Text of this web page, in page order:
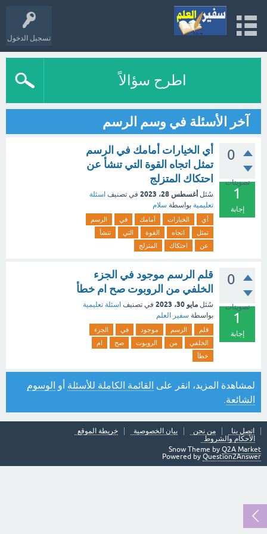
تسجيل الدخول
اطرح سؤالاً
آخر الأسئلة في وسم الرسم
0
تصويتات
1
إجابة
أي الخيارات أمامك في الرسم
تمثل اتجاه القوة التي تنشأ عن
احتكاك المتزلج
سُئل أغسطس 28، 2023 في تصنيف اسئلة
تعليمية بواسطة سلام
أي الخيارات أمامك في
الرسم
تمثل
اتجاه القوة التي
تنشأ
عن
احتكاك المتزلج
0
تصويتات
1
إجابة
قلم الرسم موجود في الجزء
الخلفي من الروبوت صح ام خطأ
سُئل مايو 30، 2023 في تصنيف اسئلة تعليمية
بواسطة سفير العلم
قلم الرسم موجود في
الجزء
الخلفي
من الروبوت صح
ام
خطأ
لمشاهدة المزيد، انقر على القائمة الكاملة للأسئلة أو الوسوم
الشائعة
اتصل بنا من نحن بيان الخصوصية
خريطة الموقع
الأحكام والشروط
Snow Theme by Q2A Market
Powered by Question2Answer